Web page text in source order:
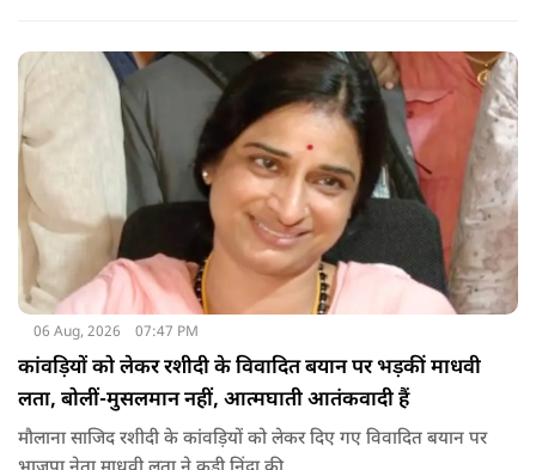
06 Aug, 2026 07:47 PM
कांवड़ियों को लेकर रशीदी के विवादित बयान पर भड़कीं माधवी
लता, बोलीं-मुसलमान नहीं, आत्मघाती आतंकवादी हैं
मौलाना साजिद रशीदी के कांवड़ियों को लेकर दिए गए विवादित बयान पर